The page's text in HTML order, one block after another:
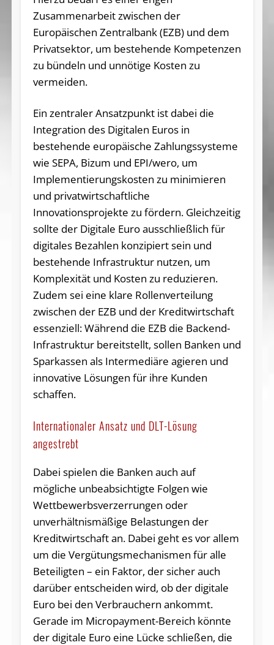
Zusammenarbeit zwischen der
Europäischen Zentralbank (EZB) und dem
Privatsektor, um bestehende Kompetenzen
zu bündeln und unnötige Kosten zu
vermeiden.
Ein zentraler Ansatzpunkt ist dabei die
Integration des Digitalen Euros in
bestehende europäische Zahlungssysteme
wie SEPA, Bizum und EPI/wero, um
Implementierungskosten zu minimieren
und privatwirtschaftliche
Innovationsprojekte zu fördern. Gleichzeitig
sollte der Digitale Euro ausschließlich für
digitales Bezahlen konzipiert sein und
bestehende Infrastruktur nutzen, um
Komplexität und Kosten zu reduzieren.
Zudem sei eine klare Rollenverteilung
zwischen der EZB und der Kreditwirtschaft
essenziell: Während die EZB die Backend-
Infrastruktur bereitstellt, sollen Banken und
Sparkassen als Intermediäre agieren und
innovative Lösungen für ihre Kunden
schaffen.
Internationaler Ansatz und DLT-Lösung
angestrebt
Dabei spielen die Banken auch auf
mögliche unbeabsichtigte Folgen wie
Wettbewerbsverzerrungen oder
unverhältnismäßige Belastungen der
Kreditwirtschaft an. Dabei geht es vor allem
um die Vergütungsmechanismen für alle
Beteiligten – ein Faktor, der sicher auch
darüber entscheiden wird, ob der digitale
Euro bei den Verbrauchern ankommt.
Gerade im Micropayment-Bereich könnte
der digitale Euro eine Lücke schließen, die